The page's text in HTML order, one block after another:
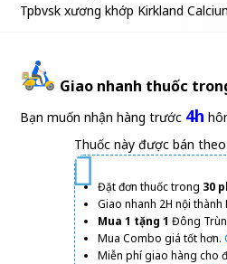
Tpbvsk xương khớp Kirkland
Giao nhanh thuốc
Bạn muốn nhận hàng trước 4h
Thuốc này được bán
Đặt đơn thuốc trong 30
Giao nhanh 2H nội thành
Mua 1 tặng 1 Đông
Mua Combo giá tốt hơn.
Miễn phí giao hàng cho